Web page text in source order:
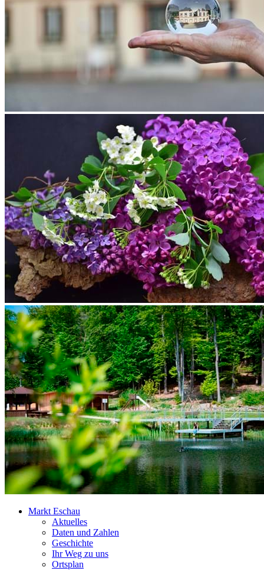
Markt Eschau
Aktuelles
Daten und Zahlen
Geschichte
Ihr Weg zu uns
Ortsplan